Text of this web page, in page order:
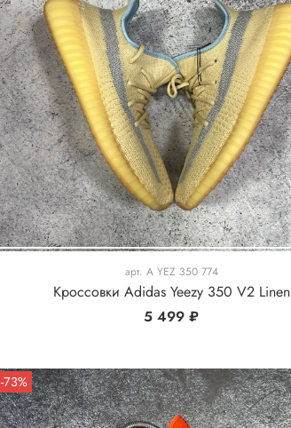
арт. A YEZ 350 774
Кроссовки Adidas Yeezy 350 V2 Linen
5 499 ₽
-73%